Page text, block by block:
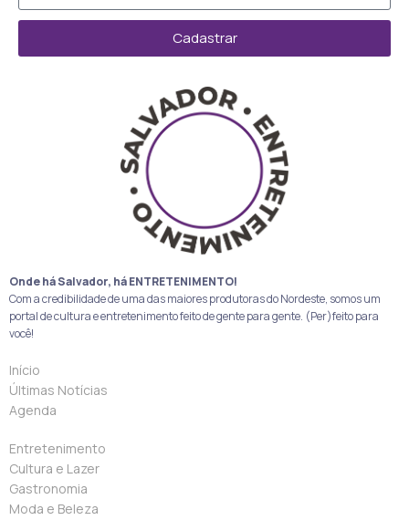
Cadastrar
Onde há Salvador, há ENTRETENIMENTO!
Com a credibilidade de uma das maiores produtoras do Nordeste, somos um
portal de cultura e entretenimento feito de gente para gente. (Per)feito para
você!
Início
Últimas Notícias
Agenda
Entretenimento
Cultura e Lazer
Gastronomia
Moda e Beleza